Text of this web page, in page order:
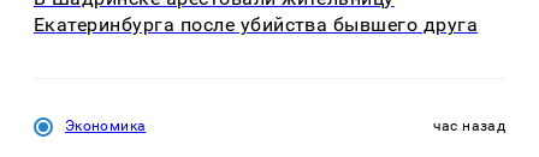
Екатеринбурга после убийства бывшего друга
Экономика час назад